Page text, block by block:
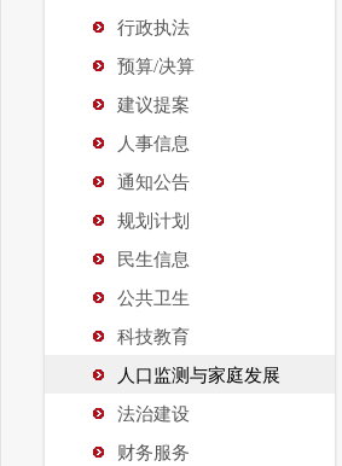
行政执法
预算/决算
建议提案
人事信息
通知公告
规划计划
民生信息
公共卫生
科技教育
人口监测与家庭发展
法治建设
财务服务